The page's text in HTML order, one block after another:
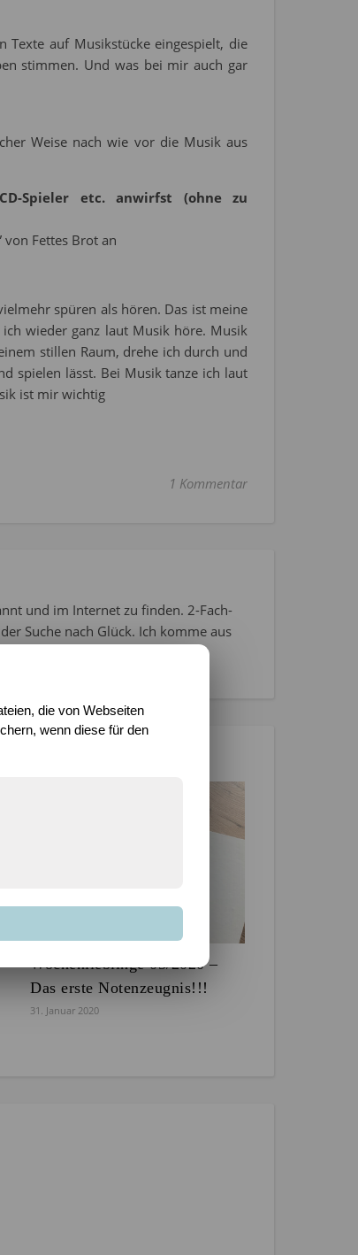
auf Musikstücke eingespielt, die
stimmen. Und was bei mir auch gar
Weise nach wie vor die Musik aus
Spieler etc. anwirfst (ohne zu
von Fettes Brot an
spüren als hören. Das ist meine
wieder ganz laut Musik höre. Musik
stillen Raum, drehe ich durch und
spielen lässt. Bei Musik tanze ich laut
ist mir wichtig
1 Kommentar
und im Internet zu finden. 2-Fach-
Suche nach Glück. Ich komme aus
Wochenlieblinge 05/2020 –
Das erste Notenzeugnis!!!
31. Januar 2020
die von Webseiten
wenn diese für den